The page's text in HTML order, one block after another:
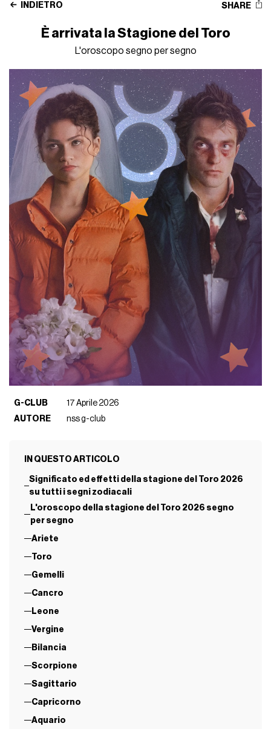
INDIETRO SHARE
È arrivata la Stagione del Toro
L'oroscopo segno per segno
G-CLUB
17 Aprile 2026
AUTORE
nss g-club
IN QUESTO ARTICOLO
Significato ed effetti della stagione del Toro 2026
su tutti i segni zodiacali
L'oroscopo della stagione del Toro 2026 segno
per segno
Ariete
Toro
Gemelli
Cancro
Leone
Vergine
Bilancia
Scorpione
Sagittario
Capricorno
Aquario